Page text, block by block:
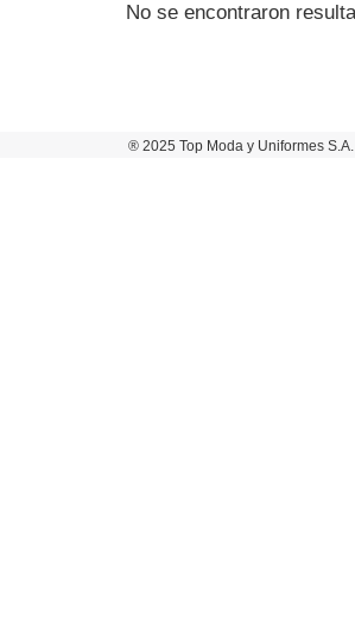
No se encontraron
® 2025 Top Moda y Uniformes